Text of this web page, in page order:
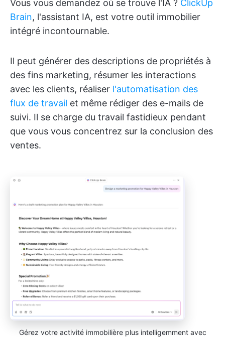
Vous vous demandez où se trouve l'IA ? ClickUp
Brain, l'assistant IA, est votre outil immobilier
intégré incontournable.
Il peut générer des descriptions de propriétés à
des fins marketing, résumer les interactions
avec les clients, réaliser l'automatisation des
flux de travail et même rédiger des e-mails de
suivi. Il se charge du travail fastidieux pendant
que vous vous concentrez sur la conclusion des
ventes.
Gérez votre activité immobilière plus intelligemment avec